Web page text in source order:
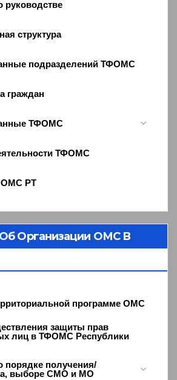
структура
подразделений ТФОМС
граждан
ТФОМС
ТФОМС
РТ
Организации ОМС В
программе ОМС
защиты прав
лиц в ТФОМС Республики
получения/
выборе СМО и МО